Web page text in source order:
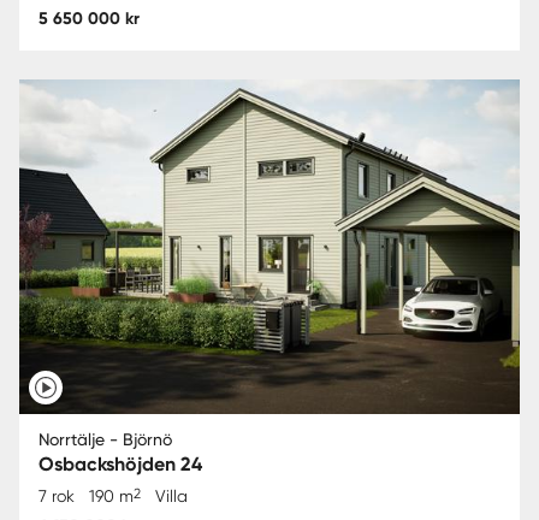
5 650 000 kr
Norrtälje - Björnö
Osbackshöjden 24
7 rok 190 m2 Villa